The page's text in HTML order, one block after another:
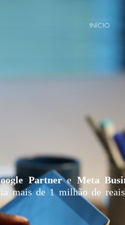
INÍCIO
Partnere Meta
mais de 1 milhão de